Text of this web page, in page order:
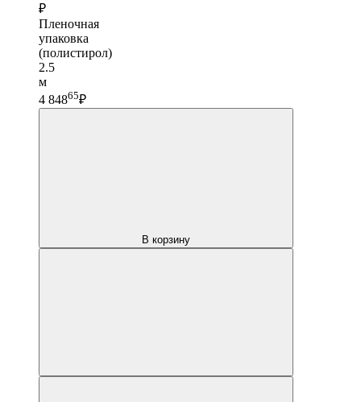
₽
Пленочная
упаковка
(полистирол)
2.5
м
4 84865₽
В корзину